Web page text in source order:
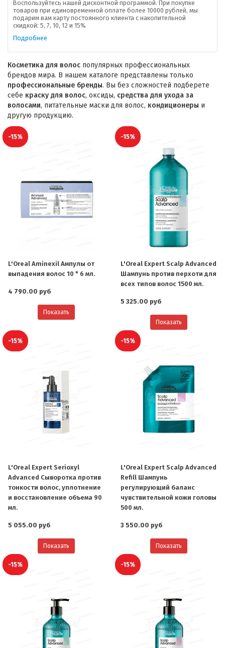
Воспользуйтесь нашей дисконтной программой. При покупке
товаров при единовременной оплате более 10000 рублей, мы
подарим вам карту постоянного клиента с накопительной
скидкой: 5, 7, 10, 12 и 15%
Подробнее
Косметика для волос популярных профессиональных
брендов мира. В нашем каталоге представлены только
профессиональные бренды. Вы без сложностей подберете
себе краску для волос, оксиды, средства для ухода за
волосами, питательные маски для волос, кондиционеры и
другую продукцию.
-15%
L'Oreal Aminexil Ампулы от
выпадения волос 10 * 6 мл.
4 790.00 руб
Показать
-15%
L'Oreal Expert Scalp Advanced
Шампунь против перхоти для
всех типов волос 1500 мл.
5 325.00 руб
Показать
-15%
L'Oreal Expert Serioxyl
Advanced Сыворотка против
тонкости волос, уплотнение
и восстановление объема 90
мл.
5 055.00 руб
Показать
-15%
L'Oreal Expert Scalp Advanced
Refill Шампунь
регулирующий баланс
чувствительной кожи головы
500 мл.
3 550.00 руб
Показать
-15% -15%